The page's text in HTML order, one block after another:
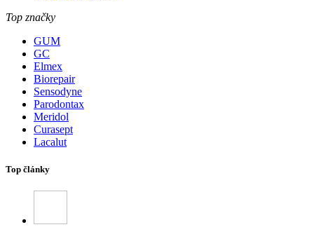
Top značky
GUM
GC
Elmex
Biorepair
Sensodyne
Parodontax
Meridol
Curasept
Lacalut
Top články